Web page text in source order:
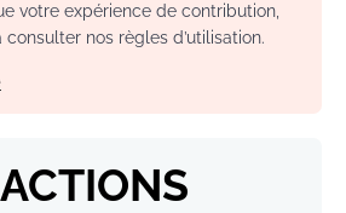
votre expérience de contribution,
consulter nos règles d’utilisation.